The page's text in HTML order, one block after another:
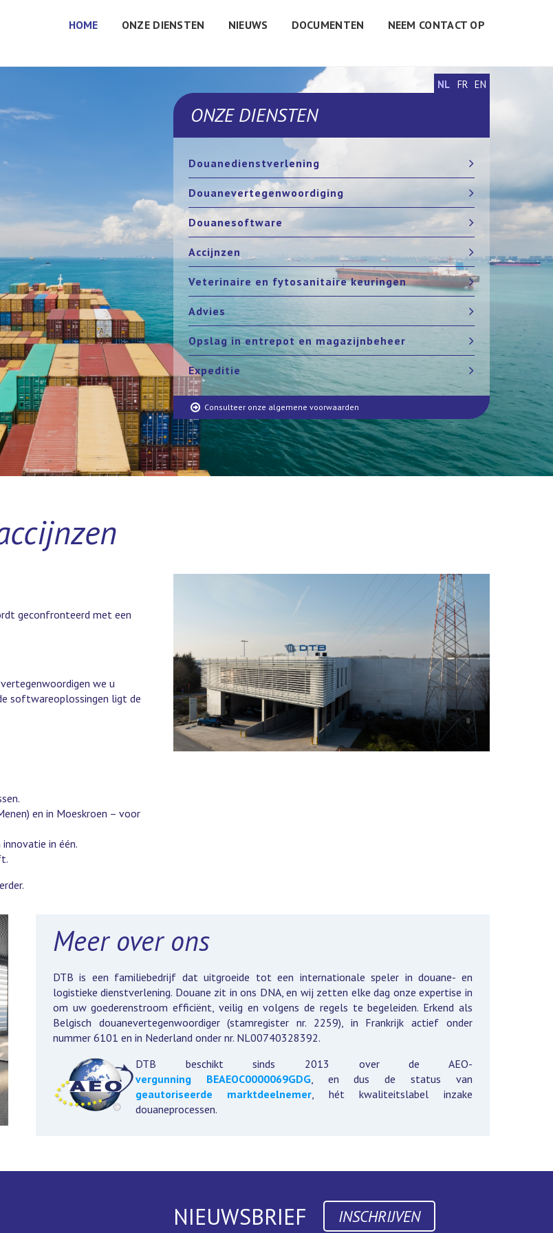
HOME ONZE DIENSTEN NIEUWS DOCUMENTEN NEEM CONTACT OP
NL FR EN
ONZE DIENSTEN
Douanedienstverlening
Douanevertegenwoordiging
Douanesoftware
Accijnzen
Veterinaire en fytosanitaire keuringen
Advies
Opslag in entrepot en magazijnbeheer
Expeditie
Consulteer onze algemene voorwaarden
geconfronteerd met een
we u
softwareoplossingen ligt de
en in Moeskroen – voor
in één.
Meer over ons
DTB is een familiebedrijf dat uitgroeide tot een internationale speler in douane- en
logistieke dienstverlening. Douane zit in ons DNA, en wij zetten elke dag onze expertise in
om uw goederenstroom efficiënt, veilig en volgens de regels te begeleiden. Erkend als
Belgisch douanevertegenwoordiger (stamregister nr. 2259), in Frankrijk actief onder
nummer 6101 en in Nederland onder nr. NL00740328392.
DTB beschikt sinds 2013 over de AEO-
vergunning BEAEOC0000069GDG, en dus de status van
geautoriseerde marktdeelnemer , hét kwaliteitslabel inzake
douaneprocessen.
NIEUWSBRIEF INSCHRIJVEN